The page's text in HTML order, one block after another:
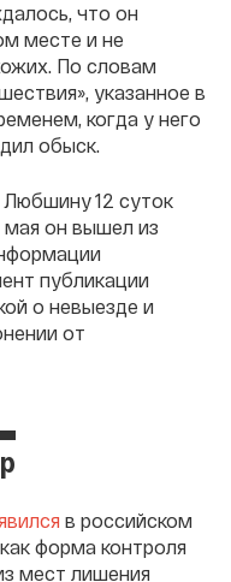
что он
месте и не
По словам
указанное в
когда у него
обыск.
12 суток
мая он вышел из
публикации
о невыезде и
от
в российском
форма контроля
мест лишения